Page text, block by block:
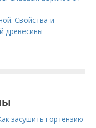
Свойства и
древесины
засушить гортензию